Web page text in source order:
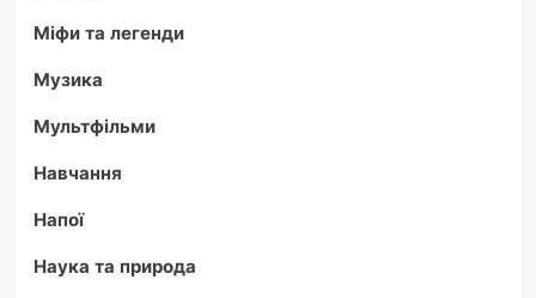
Міфи та легенди
Музика
Мультфільми
Навчання
Напої
Наука та природа